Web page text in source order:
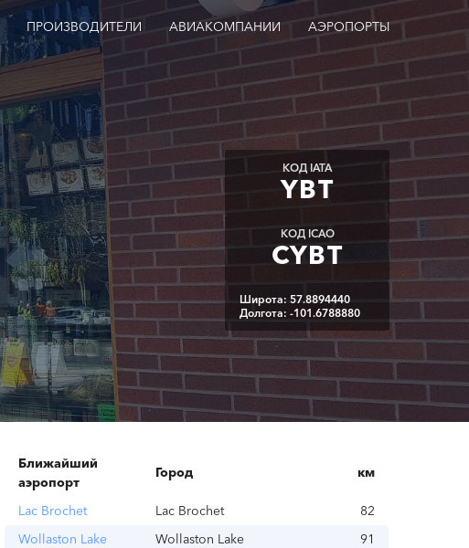
ПРОИЗВОДИТЕЛИ АВИАКОМПАНИИ АЭРОПОРТЫ
КОД IATA
YBT
КОД ICAO
CYBT
Широта: 57.8894440
Долгота: -101.6788880
Ближайший
аэропорт
Город км
Lac Brochet Lac Brochet
82
Wollaston Lake
Wollaston Lake
91